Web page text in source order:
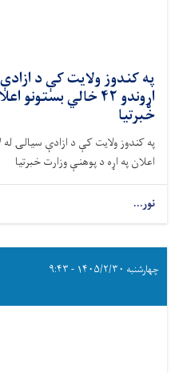
په کندوز ولایت کې د
اړوندو ۴۲ خالي
خبرتیا
اعلان په اړه د پوهنې وزارت خبرتیا
نور...
چهارشنبه ۱۴۰۵/۲/۳۰ - ۹:۴۳